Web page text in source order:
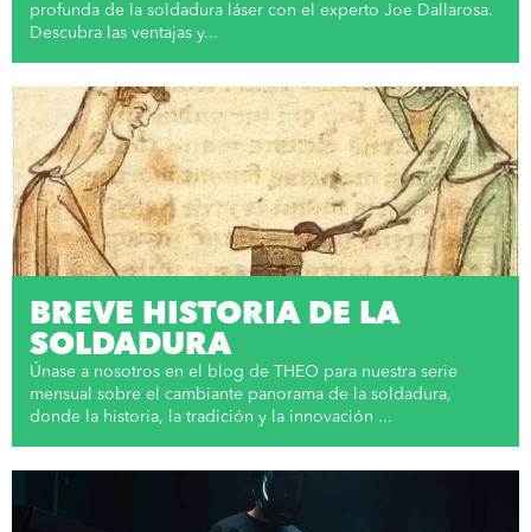
profunda de la soldadura láser con el experto Joe Dallarosa.
Descubra las ventajas y...
BREVE HISTORIA DE LA
SOLDADURA
Únase a nosotros en el blog de THEO para nuestra serie
mensual sobre el cambiante panorama de la soldadura,
donde la historia, la tradición y la innovación ...